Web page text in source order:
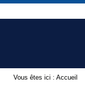
Vous êtes ici : Accueil